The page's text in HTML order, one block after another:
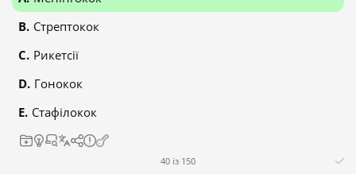
Стрептокок
Рикетсії
Гонокок
Стафілокок
40 із 150